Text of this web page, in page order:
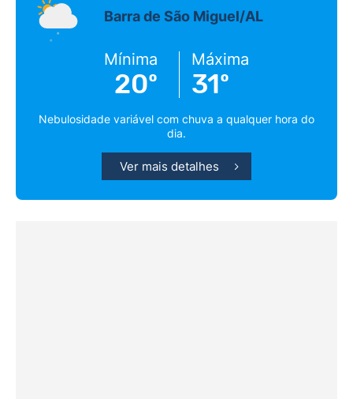
Barra de São Miguel/AL
Mínima
20º
Máxima
31º
Nebulosidade variável com chuva a qualquer hora do
dia.
Ver mais detalhes